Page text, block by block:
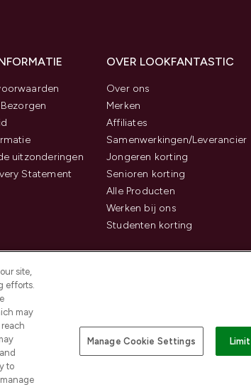
uitzonderingen
Statement
OVER LOOKFANTASTIC
Over ons
Merken
Affiliates
Samenwerkingen/Leverancier
Jongeren korting
Senioren korting
Alle Producten
Werken bij ons
Studenten korting
veilig met
site,
efforts.
may
to
Manage Cookie Settings